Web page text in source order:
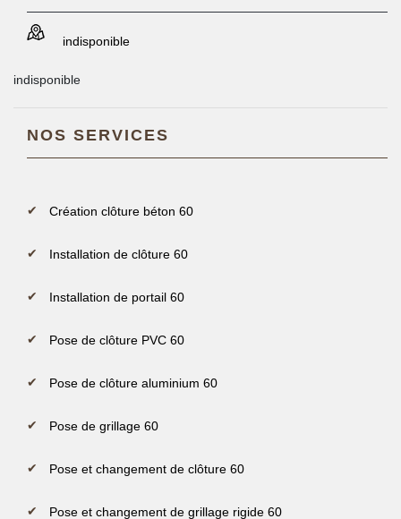
indisponible
indisponible
NOS SERVICES
Création clôture béton 60
Installation de clôture 60
Installation de portail 60
Pose de clôture PVC 60
Pose de clôture aluminium 60
Pose de grillage 60
Pose et changement de clôture 60
Pose et changement de grillage rigide 60